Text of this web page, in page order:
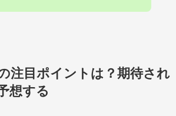
注目ポイントは？期待され
想する